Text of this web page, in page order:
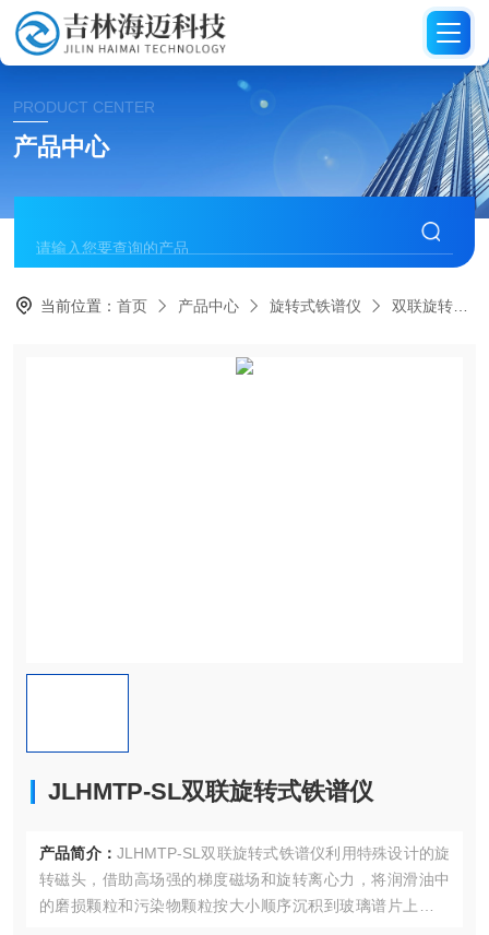
PRODUCT CENTER
产品中心
当前位置：首页 产品中心 旋转式铁谱仪 双联旋转式铁谱仪
JLHMTP-SL双联旋转式铁谱仪
产品简介： JLHMTP-SL双联旋转式铁谱仪利用特殊设计的旋
转磁头，借助高场强的梯度磁场和旋转离心力，将润滑油中
的磨损颗粒和污染物颗粒按大小顺序沉积到玻璃谱片上，然